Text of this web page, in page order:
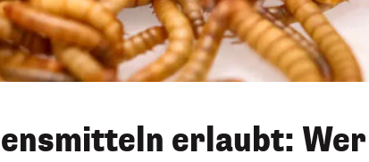
erlaubt: Wer